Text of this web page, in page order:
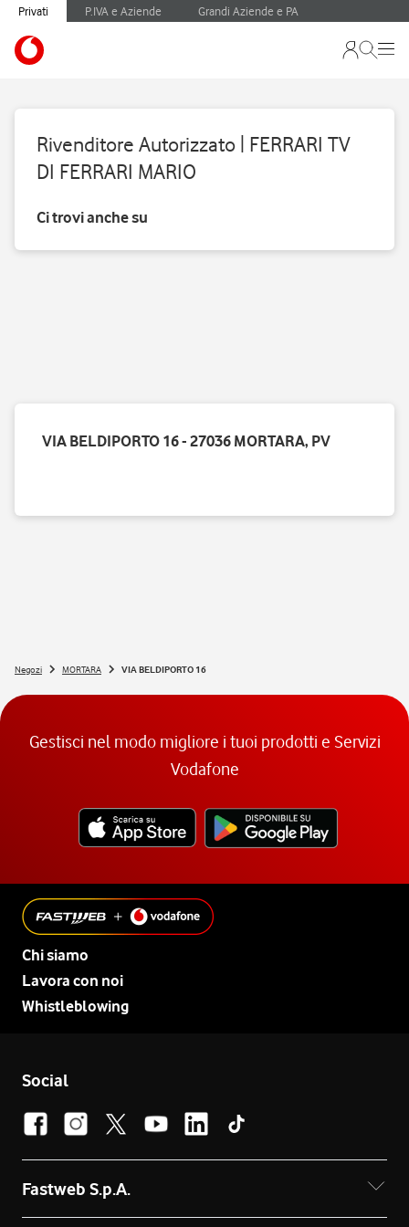
Privati P.IVA e Aziende Grandi Aziende e PA
Rivenditore Autorizzato | FERRARI TV
DI FERRARI MARIO
Ci trovi anche su
VIA BELDIPORTO 16 - 27036 MORTARA, PV
Negozi MORTARA VIA BELDIPORTO 16
Gestisci nel modo migliore i tuoi prodotti e Servizi
Vodafone
Chi siamo
Lavora con noi
Whistleblowing
Social
Fastweb S.p.A.